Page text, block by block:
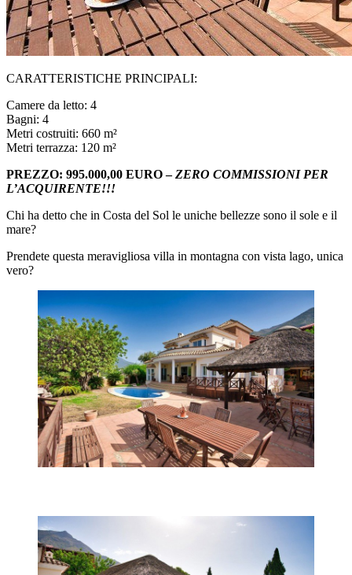
CARATTERISTICHE PRINCIPALI:
Camere da letto: 4
Bagni: 4
Metri costruiti: 660 m²
Metri terrazza: 120 m²
PREZZO: 995.000,00 EURO –ZERO COMMISSIONI PER
L’ACQUIRENTE!!!
Chi ha detto che in Costa del Sol le uniche bellezze sono il sole e il
mare?
Prendete questa meravigliosa villa in montagna con vista lago, unica
vero?